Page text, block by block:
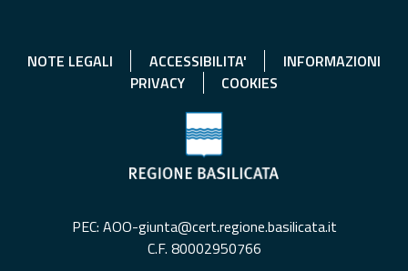
NOTE LEGALI ACCESSIBILITA'
INFORMAZIONI
PRIVACY
COOKIES
PEC: AOO-giunta@cert.regione.basilicata.it
C.F. 80002950766